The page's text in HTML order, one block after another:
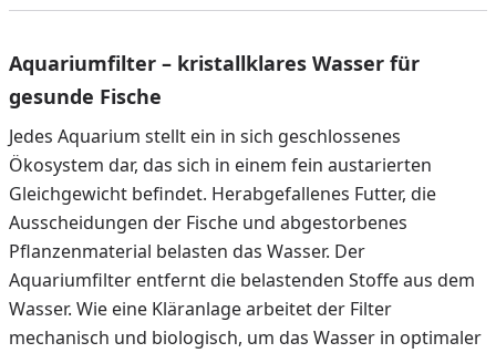
Aquariumfilter – kristallklares Wasser für
gesunde Fische
Jedes Aquarium stellt ein in sich geschlossenes
Ökosystem dar, das sich in einem fein austarierten
Gleichgewicht befindet. Herabgefallenes Futter, die
Ausscheidungen der Fische und abgestorbenes
Pflanzenmaterial belasten das Wasser. Der
Aquariumfilter entfernt die belastenden Stoffe aus dem
Wasser. Wie eine Kläranlage arbeitet der Filter
mechanisch und biologisch, um das Wasser in optimaler